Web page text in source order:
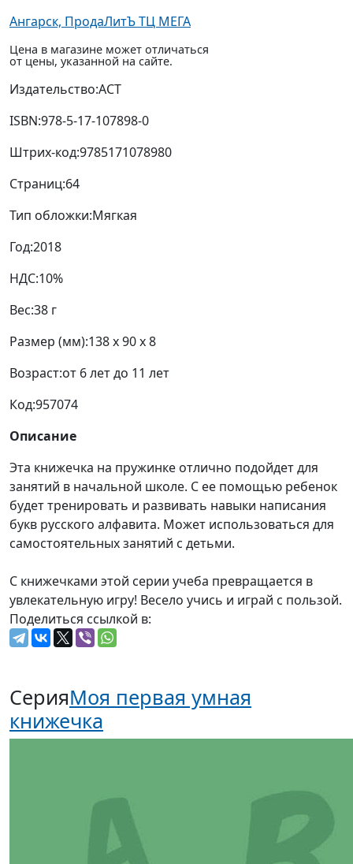
Ангарск, ПродаЛитЪ ТЦ МЕГА
Цена в магазине может отличаться
от цены, указанной на сайте.
Издательство:АСТ
ISBN:978-5-17-107898-0
Штрих-код:9785171078980
Страниц:64
Тип обложки:Мягкая
Год:2018
НДС:10%
Вес:38 г
Размер (мм):138 x 90 x 8
Возраст:от 6 лет до 11 лет
Код:957074
Описание
Эта книжечка на пружинке отлично подойдет для
занятий в начальной школе. С ее помощью ребенок
будет тренировать и развивать навыки написания
букв русского алфавита. Может использоваться для
самостоятельных занятий с детьми.
С книжечками этой серии учеба превращается в
увлекательную игру! Весело учись и играй с пользой.
Поделиться ссылкой в:
СерияМоя первая умная
книжечка